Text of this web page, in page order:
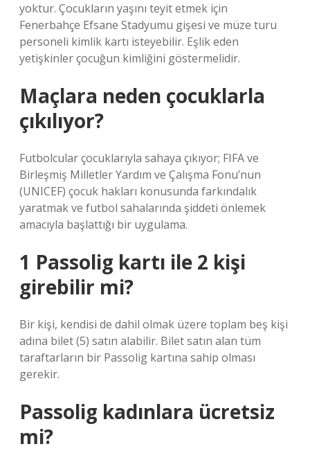
yoktur. Çocukların yaşını teyit etmek için
Fenerbahçe Efsane Stadyumu gişesi ve müze turu
personeli kimlik kartı isteyebilir. Eşlik eden
yetişkinler çocuğun kimliğini göstermelidir.
Maçlara neden çocuklarla
çıkılıyor?
Futbolcular çocuklarıyla sahaya çıkıyor; FIFA ve
Birleşmiş Milletler Yardım ve Çalışma Fonu’nun
(UNICEF) çocuk hakları konusunda farkındalık
yaratmak ve futbol sahalarında şiddeti önlemek
amacıyla başlattığı bir uygulama.
1 Passolig kartı ile 2 kişi
girebilir mi?
Bir kişi, kendisi de dahil olmak üzere toplam beş kişi
adına bilet (5) satın alabilir. Bilet satın alan tüm
taraftarların bir Passolig kartına sahip olması
gerekir.
Passolig kadınlara ücretsiz
mi?